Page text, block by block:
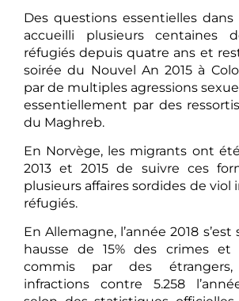
Des questions essentielles
accueilli plusieurs centaines
réfugiés depuis quatre ans et
soirée du Nouvel An 2015 à
par de multiples agressions
essentiellement par des
du Maghreb.
En Norvège, les migrants ont
2013 et 2015 de suivre ces
plusieurs affaires sordides de
réfugiés.
En Allemagne, l’année 2018
hausse de 15% des crimes et
commis par des
infractions contre 5.258